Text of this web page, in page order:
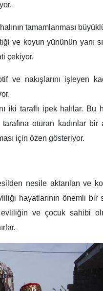
tamamlanması
ve koyun yününün yanı
çekiyor.
ve nakışlarını işleyen
iki taraflı ipek halılar. Bu
oturan kadınlar bir
için özen gösteriyor.
nesile aktarılan ve
hayatlarının önemli bir
ve çocuk sahibi